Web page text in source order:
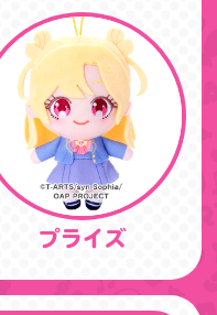
プライズ